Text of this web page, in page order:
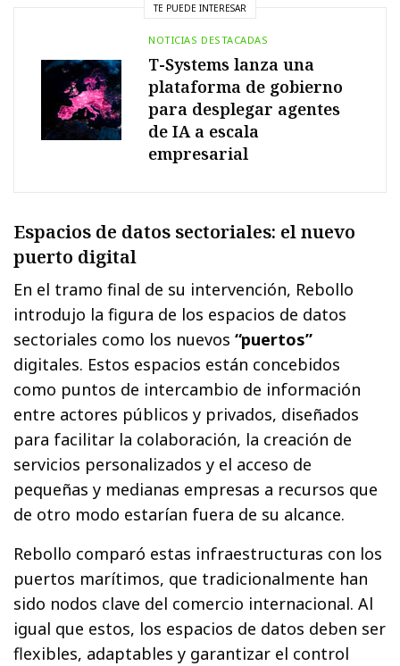
TE PUEDE INTERESAR
NOTICIAS DESTACADAS
T-Systems lanza una
plataforma de gobierno
para desplegar agentes
de IA a escala
empresarial
Espacios de datos sectoriales: el nuevo
puerto digital
En el tramo final de su intervención, Rebollo
introdujo la figura de los espacios de datos
sectoriales como los nuevos“puertos”
digitales. Estos espacios están concebidos
como puntos de intercambio de información
entre actores públicos y privados, diseñados
para facilitar la colaboración, la creación de
servicios personalizados y el acceso de
pequeñas y medianas empresas a recursos que
de otro modo estarían fuera de su alcance.
Rebollo comparó estas infraestructuras con los
puertos marítimos, que tradicionalmente han
sido nodos clave del comercio internacional. Al
igual que estos, los espacios de datos deben ser
flexibles, adaptables y garantizar el control